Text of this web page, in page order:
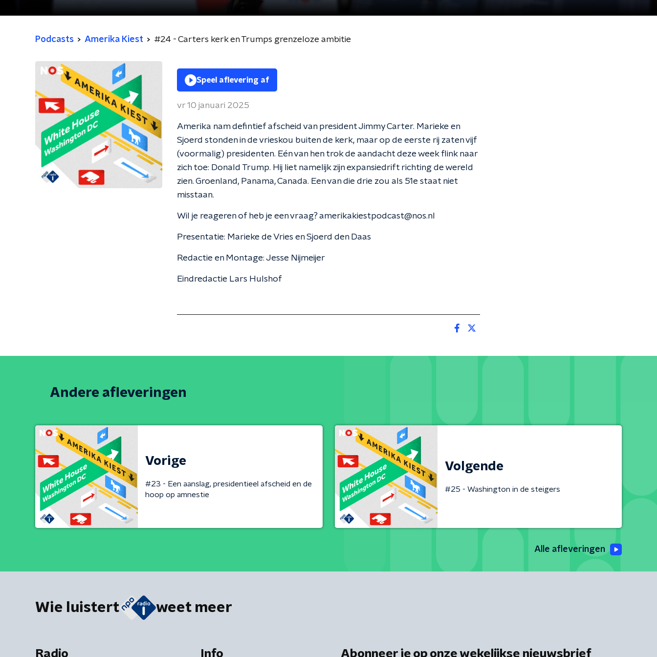
Podcasts Amerika Kiest #24 - Carters kerk en Trumps grenzeloze ambitie
Speel aflevering af
vr 10 januari 2025
Amerika nam defintief afscheid van president Jimmy Carter. Marieke en
Sjoerd stonden in de vrieskou buiten de kerk, maar op de eerste rij zaten vijf
(voormalig) presidenten. Eén van hen trok de aandacht deze week flink naar
zich toe: Donald Trump. Hij liet namelijk zijn expansiedrift richting de wereld
zien. Groenland, Panama, Canada. Een van die drie zou als 51e staat niet
misstaan.
Wil je reageren of heb je een vraag? amerikakiestpodcast@nos.nl
Presentatie: Marieke de Vries en Sjoerd den Daas
Redactie en Montage: Jesse Nijmeijer
Eindredactie Lars Hulshof
Andere afleveringen
Vorige
#23 - Een aanslag, presidentieel afscheid en de
hoop op amnestie
Volgende
#25 - Washington in de steigers
Alle afleveringen
Wie luistert weet meer
Radio Info Abonneer je op onze wekelijkse nieuwsbrief